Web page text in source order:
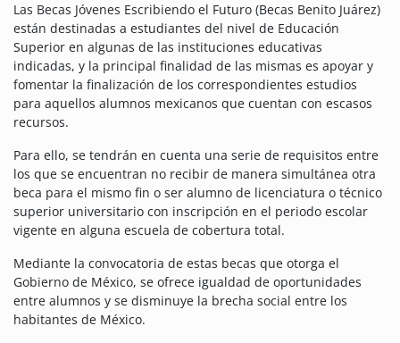
Las Becas Jóvenes Escribiendo el Futuro (Becas Benito Juárez)
están destinadas a estudiantes del nivel de Educación
Superior en algunas de las instituciones educativas
indicadas, y la principal finalidad de las mismas es apoyar y
fomentar la finalización de los correspondientes estudios
para aquellos alumnos mexicanos que cuentan con escasos
recursos.
Para ello, se tendrán en cuenta una serie de requisitos entre
los que se encuentran no recibir de manera simultánea otra
beca para el mismo fin o ser alumno de licenciatura o técnico
superior universitario con inscripción en el periodo escolar
vigente en alguna escuela de cobertura total.
Mediante la convocatoria de estas becas que otorga el
Gobierno de México, se ofrece igualdad de oportunidades
entre alumnos y se disminuye la brecha social entre los
habitantes de México.